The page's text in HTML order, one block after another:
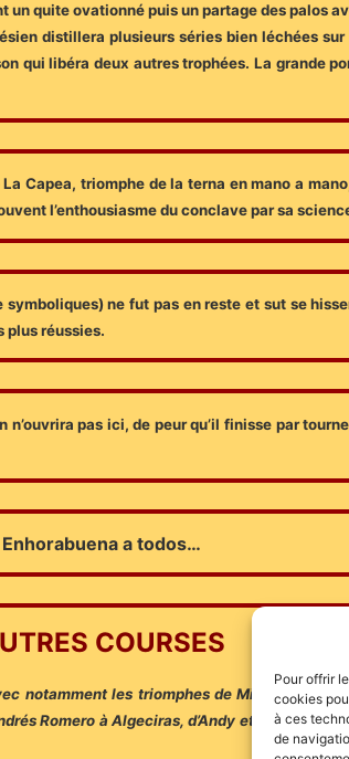
Pour offrir
cookies
à ces
de
quite ovationné puis un partage des palos
distillera plusieurs séries bien léchées
qui libéra deux autres trophées. La grande
Capea, triomphe de la terna en mano a
l’enthousiasme du conclave par sa
ne fut pas en reste et sut se
plus réussies.
pas ici, de peur qu’il finisse par
Enhorabuena a todos…
COURSES
notamment les triomphes de Miguel Ángel
Romero à Algeciras, d’Andy et Ginés